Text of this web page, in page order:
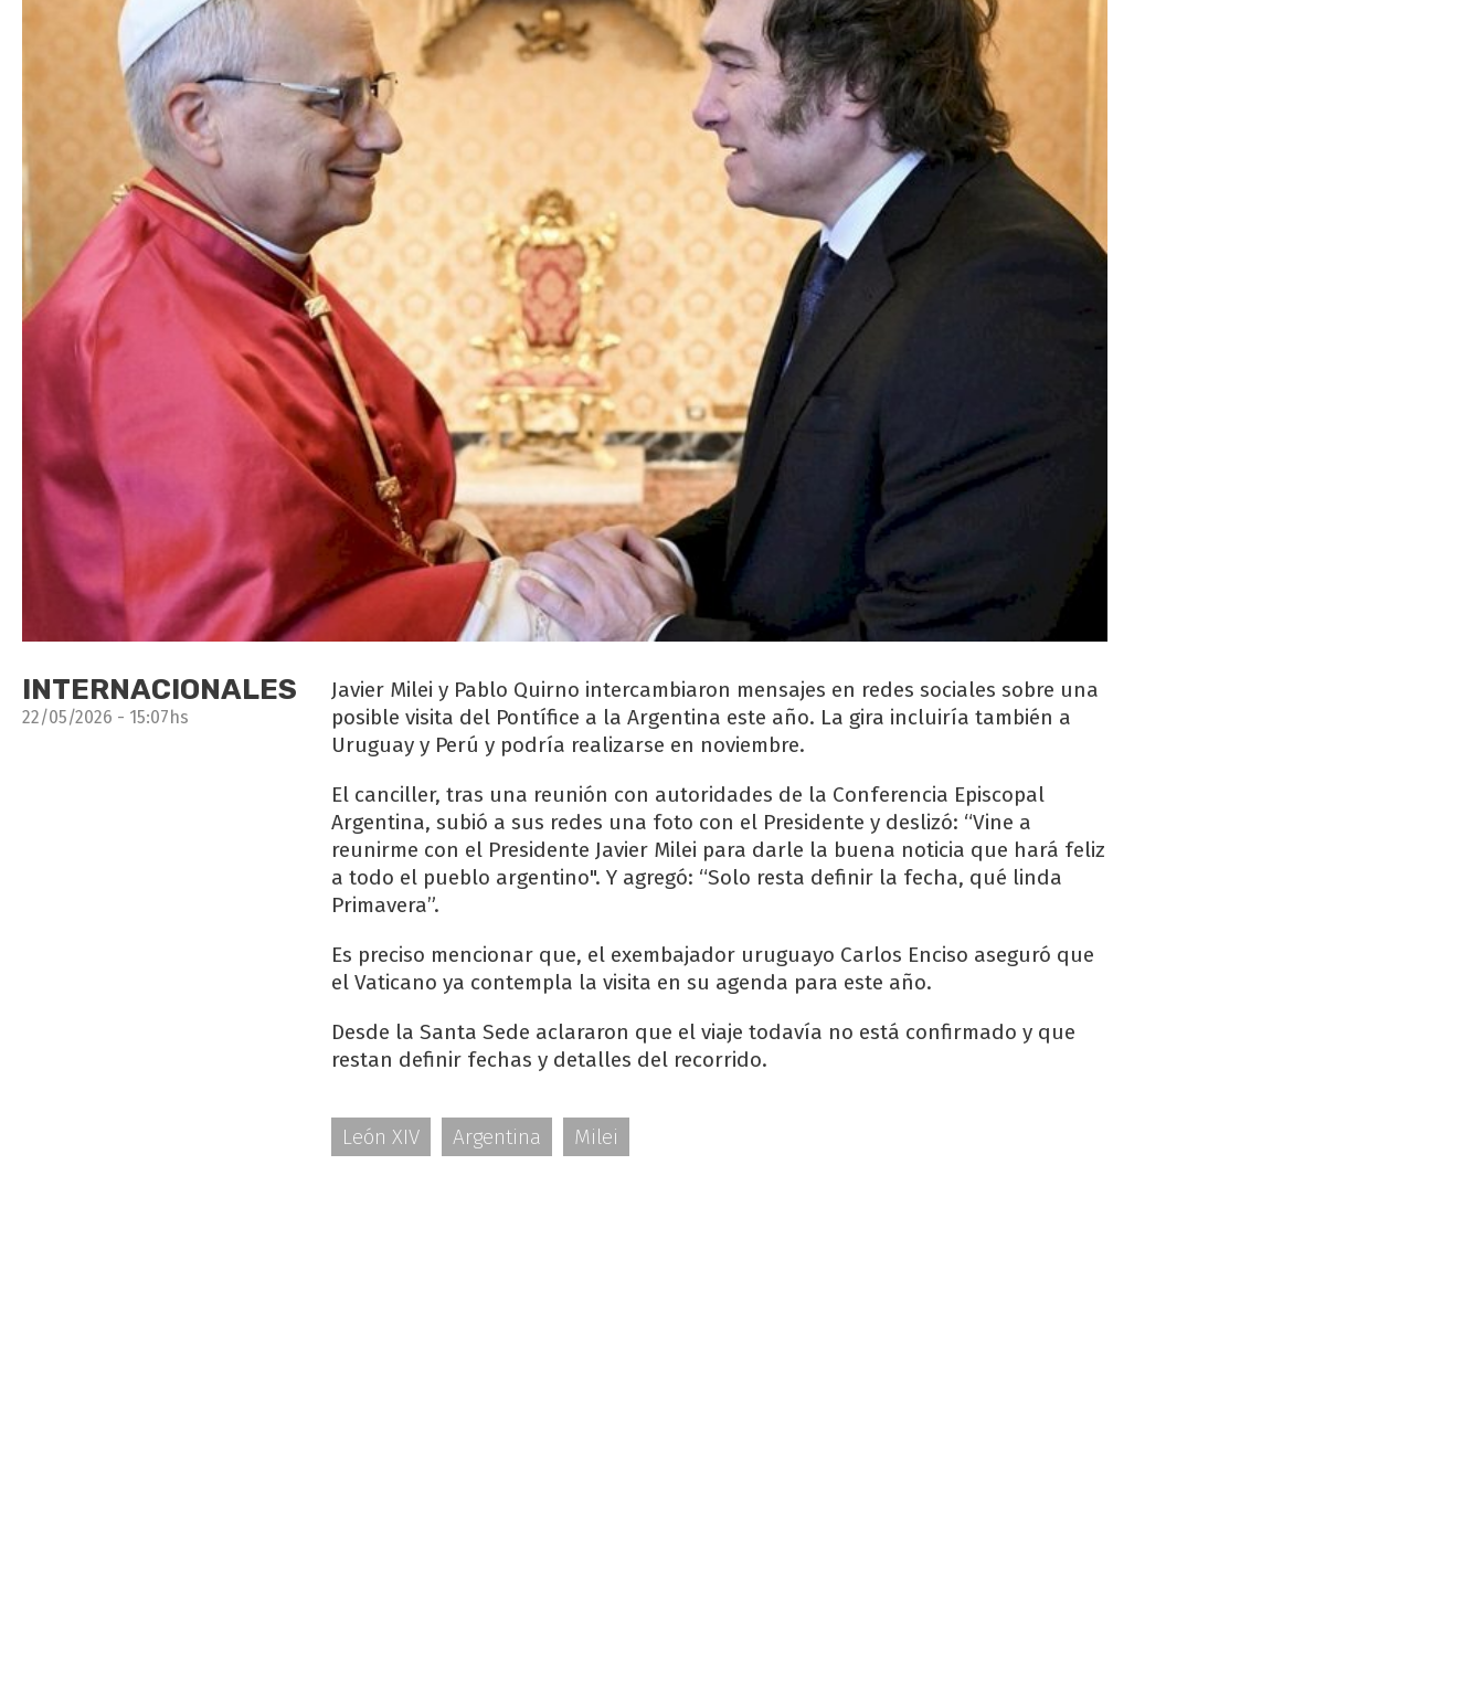
INTERNACIONALES
22/05/2026 - 15:07hs
Javier Milei y Pablo Quirno intercambiaron mensajes en redes sociales sobre una
posible visita del Pontífice a la Argentina este año. La gira incluiría también a
Uruguay y Perú y podría realizarse en noviembre.
El canciller, tras una reunión con autoridades de la Conferencia Episcopal
Argentina, subió a sus redes una foto con el Presidente y deslizó: “Vine a
reunirme con el Presidente Javier Milei para darle la buena noticia que hará feliz
a todo el pueblo argentino". Y agregó: “Solo resta definir la fecha, qué linda
Primavera”.
Es preciso mencionar que, el exembajador uruguayo Carlos Enciso aseguró que
el Vaticano ya contempla la visita en su agenda para este año.
Desde la Santa Sede aclararon que el viaje todavía no está confirmado y que
restan definir fechas y detalles del recorrido.
León XIV Argentina Milei